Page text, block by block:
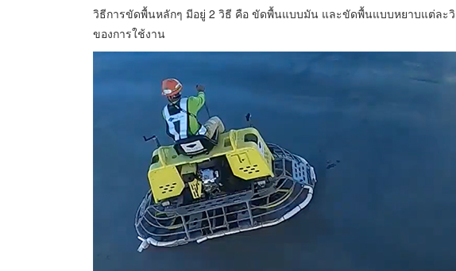
วิธีการขัดพื้นหลักๆ มีอยู่ 2 วิธี คือ ขัดพื้นแบบมัน และขัดพื้นแบบหยาบแต่ละ
ของการใช้งาน